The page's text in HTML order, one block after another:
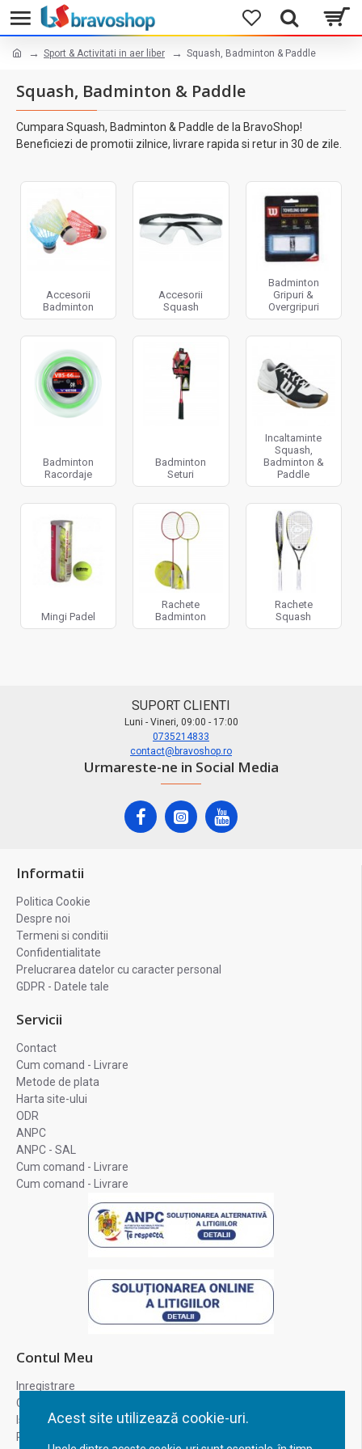
Acest site utilizează cookie-uri.
Sport & Activitati in aer liber Squash, Badminton & Paddle
Squash, Badminton & Paddle
Cumpara Squash, Badminton & Paddle de la BravoShop!
Beneficiezi de promotii zilnice, livrare rapida si retur in 30 de zile.
Accesorii
Badminton
Accesorii
Squash
Badminton
Gripuri &
Overgripuri
Badminton
Racordaje
Badminton
Seturi
Incaltaminte
Squash,
Badminton &
Paddle
Mingi Padel
Rachete
Badminton
Rachete
Squash
SUPORT CLIENTI
Luni - Vineri, 09:00 - 17:00
0735214833
contact@bravoshop.ro
Urmareste-ne in Social Media
Informatii
Politica Cookie
Despre noi
Termeni si conditii
Confidentialitate
Prelucrarea datelor cu caracter personal
GDPR - Datele tale
Servicii
Contact
Cum comand - Livrare
Metode de plata
Harta site-ului
ODR
ANPC
ANPC - SAL
Cum comand - Livrare
Cum comand - Livrare
Contul Meu
Inregistrare
Contul meu
Istoric comenzi
Recuperare parola